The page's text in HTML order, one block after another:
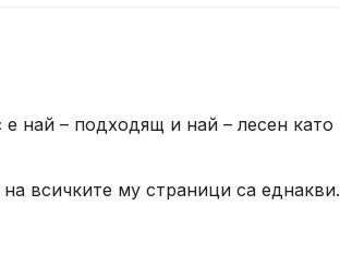
най – подходящ и най – лесен като
всичките му страници са еднакви.